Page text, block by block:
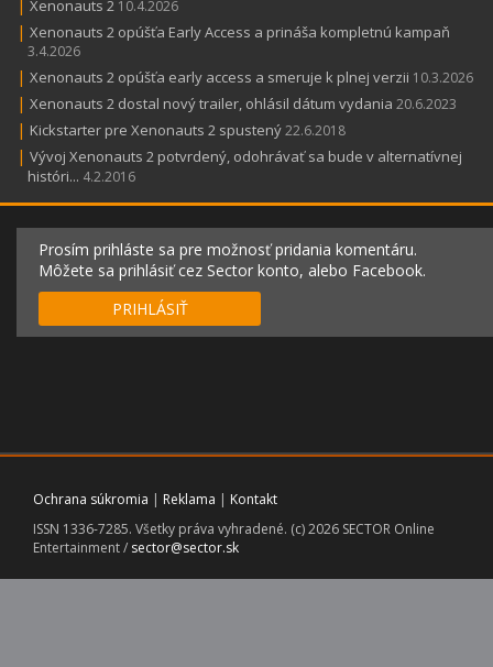
| Xenonauts 2 10.4.2026
| Xenonauts 2 opúšťa Early Access a prináša kompletnú kampaň
3.4.2026
| Xenonauts 2 opúšťa early access a smeruje k plnej verzii 10.3.2026
| Xenonauts 2 dostal nový trailer, ohlásil dátum vydania 20.6.2023
| Kickstarter pre Xenonauts 2 spustený22.6.2018
| Vývoj Xenonauts 2 potvrdený, odohrávať sa bude v alternatívnej
históri... 4.2.2016
Prosím prihláste sa pre možnosť pridania komentáru.
Môžete sa prihlásiť cez Sector konto, alebo Facebook.
PRIHLÁSIŤ
Ochrana súkromia | Reklama | Kontakt
ISSN 1336-7285. Všetky práva vyhradené. (c) 2026 SECTOR Online
Entertainment / sector@sector.sk